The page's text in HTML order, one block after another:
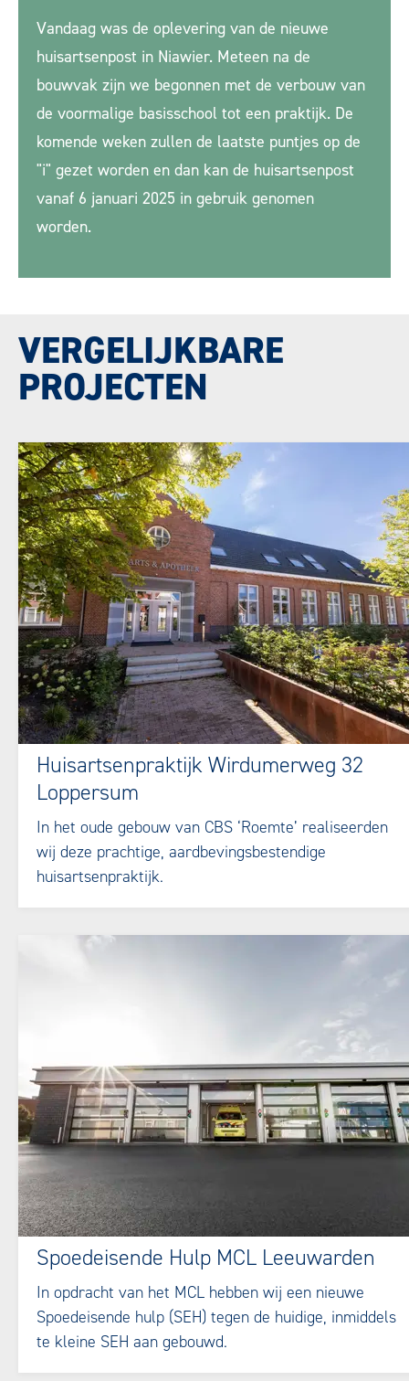
Vandaag was de oplevering van de nieuwe
huisartsenpost in Niawier. Meteen na de
bouwvak zijn we begonnen met de verbouw van
de voormalige basisschool tot een praktijk. De
komende weken zullen de laatste puntjes op de
"i" gezet worden en dan kan de huisartsenpost
vanaf 6 januari 2025 in gebruik genomen
worden.
VERGELIJKBARE
PROJECTEN
Huisartsenpraktijk Wirdumerweg 32
Loppersum
In het oude gebouw van CBS ‘Roemte’ realiseerden
wij deze prachtige, aardbevingsbestendige
huisartsenpraktijk.
Spoedeisende Hulp MCL Leeuwarden
In opdracht van het MCL hebben wij een nieuwe
Spoedeisende hulp (SEH) tegen de huidige, inmiddels
te kleine SEH aan gebouwd.